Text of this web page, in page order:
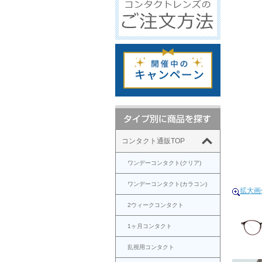
コンタクト通販TOP
ワンデーコンタクト(クリア)
ワンデーコンタクト(カラコン)
2ウィークコンタクト
1ヶ月コンタクト
乱視用コンタクト
拡大